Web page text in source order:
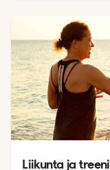
Liikunta ja treeni